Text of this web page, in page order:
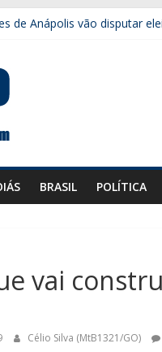
de Anápolis vão disputar
suspeito e apreende
à presidência da Faeg
Roberto Azevedo para
BRASIL POLÍTICA
vai
Célio Silva (MtB1321/GO)